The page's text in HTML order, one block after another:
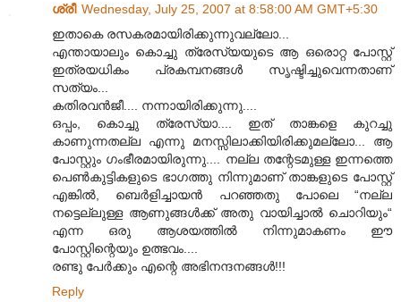
ശ്രീ Wednesday, July 25, 2007 at 8:58:00 AM GMT+5:30
ഇതാകെ രസകരമായിരിക്കുന്നുവല്ലോ...
എന്തായാലും കൊച്ചു ത്രേസ്യയുടെ ആ ഒരൊറ്റ പോസ്റ്റ്
ഇത്രയധികം പ്രകമ്പനങ്ങള്‍‌ സൃഷ്ടിച്ചുവെന്നതാണ്
സത്യം...
കതിരവന്‍‌ജീ.... നന്നായിരിക്കുന്നു....
ഒപ്പം, കൊച്ചു ത്രേസ്യാ.... ഇത് താങ്കളെ കുറച്ചു
കാണുന്നതല്ല എന്നു മനസ്സിലാക്കിയിരിക്കുമല്ലോ... ആ
പോസ്റ്റും ഗംഭീരമായിരുന്നു.... നല്ല തന്റേടമുള്ള ഇന്നത്തെ
പെണ്‍‌കുട്ടികളുടെ ഭാഗത്തു നിന്നുമാണ് താങ്കളുടെ പോസ്റ്റ്
എങ്കില്‍, ബെര്‍ളിച്ചായന്‍ പറഞ്ഞതു പോലെ “നല്ല
നട്ടെല്ലുള്ള ആണുങ്ങള്‍ക്ക് അതു വായിച്ചാല്‍ ചൊറിയും“
എന്ന ഒരു ആശയത്തില്‍ നിന്നുമാകണം ഈ
പോസ്റ്റിന്റെയും ഉത്ഭവം....
രണ്ടു പേര്‍ക്കും എന്റെ അഭിനന്ദനങ്ങള്‍‌!!!
Reply